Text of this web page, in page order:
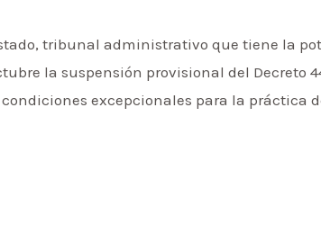
tribunal administrativo que tiene la
la suspensión provisional del Decreto
excepcionales para la práctica